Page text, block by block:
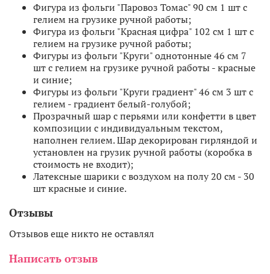
Фигура из фольги "Паровоз Томас" 90 см 1 шт с
гелием на грузике ручной работы;
Фигура из фольги "Красная цифра" 102 см 1 шт с
гелием на грузике ручной работы;
Фигуры из фольги "Круги" однотонные 46 см 7
шт с гелием на грузике ручной работы - красные
и синие;
Фигуры из фольги "Круги градиент" 46 см 3 шт с
гелием - градиент белый-голубой;
Прозрачный шар с перьями или конфетти в цвет
композиции с индивидуальным текстом,
наполнен гелием. Шар декорирован гирляндой и
установлен на грузик ручной работы (коробка в
стоимость не входит);
Латексные шарики с воздухом на полу 20 см - 30
шт красные и синие.
Отзывы
Отзывов еще никто не оставлял
Написать отзыв